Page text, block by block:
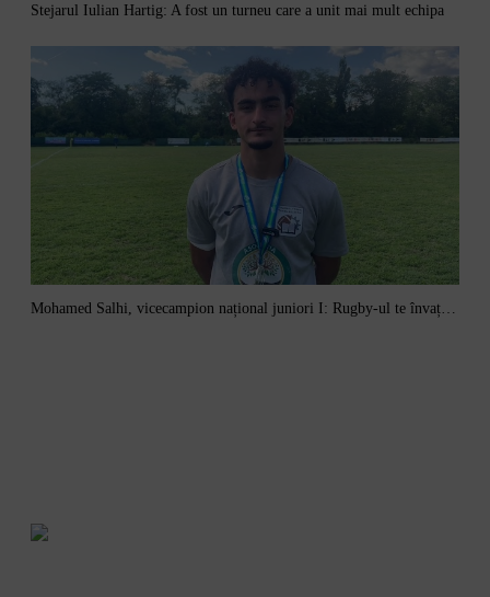
Stejarul Iulian Hartig: A fost un turneu care a unit mai mult echipa